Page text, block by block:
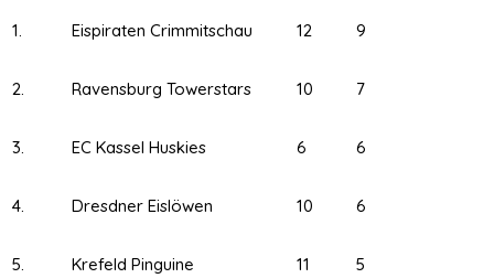
1. Eispiraten Crimmitschau 12 9
2. Ravensburg Towerstars 10 7
3. EC Kassel Huskies 6 6
4. Dresdner Eislöwen 10 6
5. Krefeld Pinguine 11 5